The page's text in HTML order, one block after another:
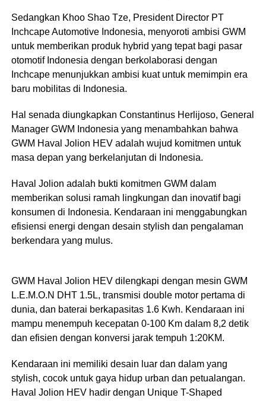
Sedangkan Khoo Shao Tze, President Director PT
Inchcape Automotive Indonesia, menyoroti ambisi GWM
untuk memberikan produk hybrid yang tepat bagi pasar
otomotif Indonesia dengan berkolaborasi dengan
Inchcape menunjukkan ambisi kuat untuk memimpin era
baru mobilitas di Indonesia.
Hal senada diungkapkan Constantinus Herlijoso, General
Manager GWM Indonesia yang menambahkan bahwa
GWM Haval Jolion HEV adalah wujud komitmen untuk
masa depan yang berkelanjutan di Indonesia.
Haval Jolion adalah bukti komitmen GWM dalam
memberikan solusi ramah lingkungan dan inovatif bagi
konsumen di Indonesia. Kendaraan ini menggabungkan
efisiensi energi dengan desain stylish dan pengalaman
berkendara yang mulus.
GWM Haval Jolion HEV dilengkapi dengan mesin GWM
L.E.M.O.N DHT 1.5L, transmisi double motor pertama di
dunia, dan baterai berkapasitas 1.6 Kwh. Kendaraan ini
mampu menempuh kecepatan 0-100 Km dalam 8,2 detik
dan efisien dengan konversi jarak tempuh 1:20KM.
Kendaraan ini memiliki desain luar dan dalam yang
stylish, cocok untuk gaya hidup urban dan petualangan.
Haval Jolion HEV hadir dengan Unique T-Shaped